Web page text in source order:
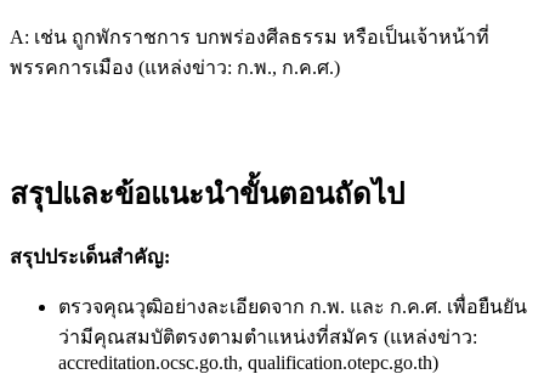
A: เช่น ถูกพักราชการ บกพร่องศีลธรรม หรือเป็นเจ้าหน้าที่
พรรคการเมือง (แหล่งข่าว: ก.พ., ก.ค.ศ.)
สรุปและข้อแนะนำขั้นตอนถัดไป
สรุปประเด็นสำคัญ:
ตรวจคุณวุฒิอย่างละเอียดจาก ก.พ. และ ก.ค.ศ. เพื่อยืนยัน
ว่ามีคุณสมบัติตรงตามตำแหน่งที่สมัคร (แหล่งข่าว:
accreditation.ocsc.go.th, qualification.otepc.go.th)